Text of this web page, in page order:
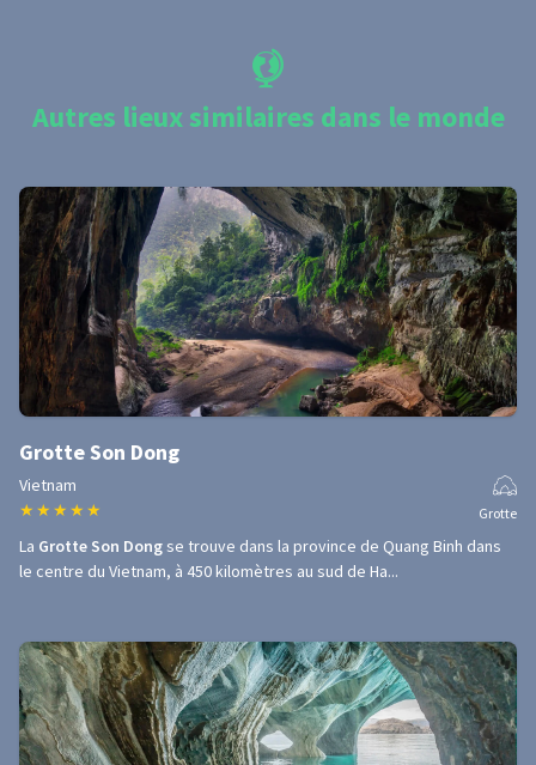
Autres lieux similaires dans le monde
Grotte Son Dong
Vietnam
★ ★ ★ ★ ★ Grotte
La Grotte Son Dongse trouve dans la province de Quang Binh dans
le centre du Vietnam, à 450 kilomètres au sud de Ha...